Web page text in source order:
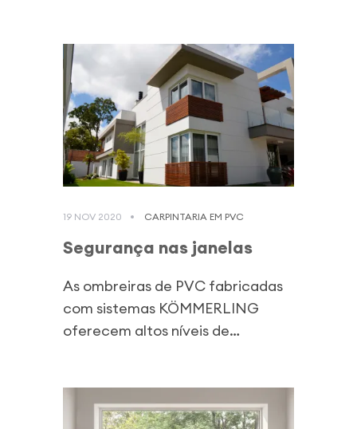
19 NOV 2020 CARPINTARIA EM PVC
Segurança nas janelas
As ombreiras de PVC fabricadas
com sistemas KÖMMERLING
oferecem altos níveis de